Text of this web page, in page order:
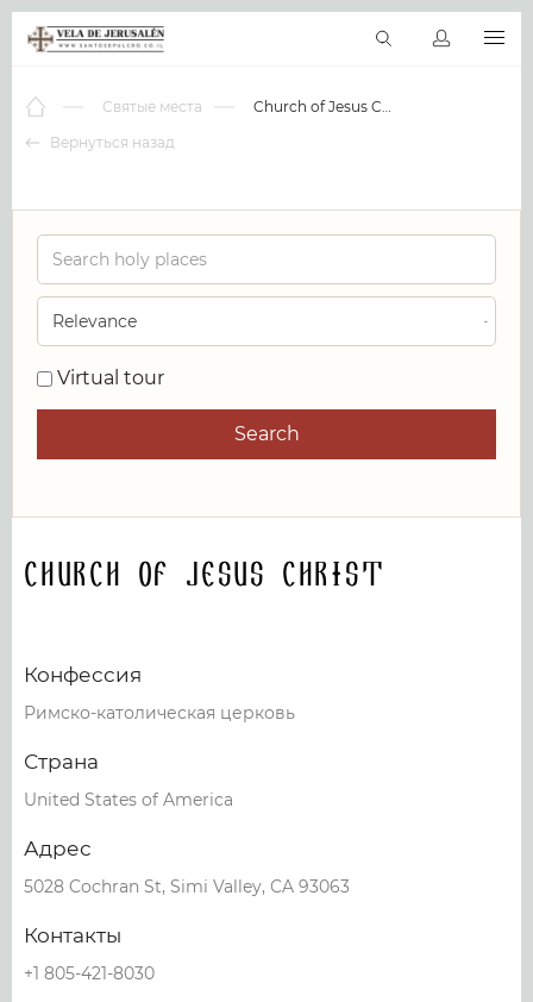
Виртуальные туры
RU
Вернуться назад
Святые места Church of Jesus Christ
Virtual tour
Search
Church of Jesus Christ
Конфессия
Римско-католическая церковь
Страна
United States of America
Адрес
5028 Cochran St, Simi Valley, CA 93063
Контакты
+1 805-421-8030